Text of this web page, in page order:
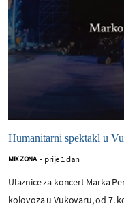
Humanitarni spektakl u
MIX ZONA - prije 1 dan
Ulaznice za koncert Marka
kolovoza u Vukovaru, od 7.